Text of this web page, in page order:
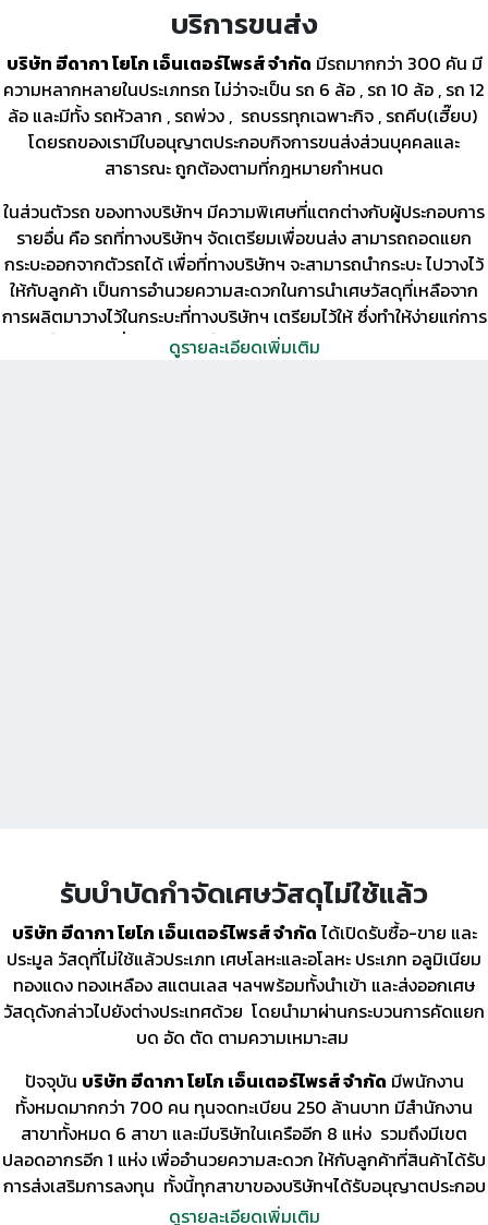
บริการขนส่ง
บริษัท ฮีดากา โยโก เอ็นเตอร์ไพรส์ จำกัด มีรถมากกว่า 300 คัน มี
ความหลากหลายในประเภทรถ ไม่ว่าจะเป็น รถ 6 ล้อ , รถ 10 ล้อ , รถ 12
ล้อ และมีทั้ง รถหัวลาก , รถพ่วง , รถบรรทุกเฉพาะกิจ , รถคีบ(เฮี๊ยบ)
โดยรถของเรามีใบอนุญาตประกอบกิจการขนส่งส่วนบุคคลและ
สาธารณะ ถูกต้องตามที่กฎหมายกำหนด
ในส่วนตัวรถ ของทางบริษัทฯ มีความพิเศษที่แตกต่างกับผู้ประกอบการ
รายอื่น คือ รถที่ทางบริษัทฯ จัดเตรียมเพื่อขนส่ง สามารถถอดแยก
กระบะออกจากตัวรถได้ เพื่อที่ทางบริษัทฯ จะสามารถนำกระบะ ไปวางไว้
ให้กับลูกค้า เป็นการอำนวยความสะดวกในการนำเศษวัสดุที่เหลือจาก
การผลิตมาวางไว้ในกระบะที่ทางบริษัทฯ เตรียมไว้ให้ ซึ่งทำให้ง่ายแก่การ
จัดเก็บ และ เพื่อความรวดเร็วในการขนส่งสินค้า และยังมีอุปกรณ์
ดูรายละเอียดเพิ่มเติม
รับบำบัดกำจัดเศษวัสดุไม่ใช้แล้ว
บริษัท ฮีดากา โยโก เอ็นเตอร์ไพรส์ จำกัด ได้เปิดรับซื้อ-ขาย และ
ประมูล วัสดุที่ไม่ใช้แล้วประเภท เศษโลหะและอโลหะ ประเภท อลูมิเนียม
ทองแดง ทองเหลือง สแตนเลส ฯลฯพร้อมทั้งนำเข้า และส่งออกเศษ
วัสดุดังกล่าวไปยังต่างประเทศด้วย โดยนำมาผ่านกระบวนการคัดแยก
บด อัด ตัด ตามความเหมาะสม
ปัจจุบัน บริษัท ฮีดากา โยโก เอ็นเตอร์ไพรส์ จำกัด มีพนักงาน
ทั้งหมดมากกว่า 700 คน ทุนจดทะเบียน 250 ล้านบาท มีสำนักงาน
สาขาทั้งหมด 6 สาขา และมีบริษัทในเครืออีก 8 แห่ง รวมถึงมีเขต
ปลอดอากรอีก 1 แห่ง เพื่ออำนวยความสะดวก ให้กับลูกค้าที่สินค้าได้รับ
การส่งเสริมการลงทุน ทั้งนี้ทุกสาขาของบริษัทฯได้รับอนุญาตประกอบ
กิจการประเภท 64 , 105 และ 106 รวมถึงได้ระบบ Auto E-License
ดูรายละเอียดเพิ่มเติม